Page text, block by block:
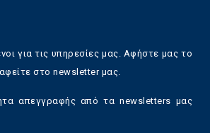
για τις υπηρεσίες μας. Αφήστε μας το
στο newsletter μας.
απεγγραφής από τα newsletters μας